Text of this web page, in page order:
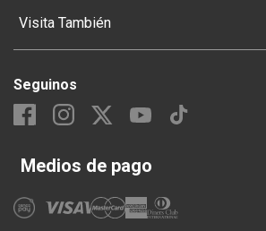
Visita También
Seguinos
Medios de pago